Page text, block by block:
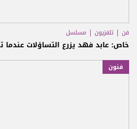
فن تلفزيون مسلسل
خاص: عابد فهد يزرع التساؤلات عندما
فنون